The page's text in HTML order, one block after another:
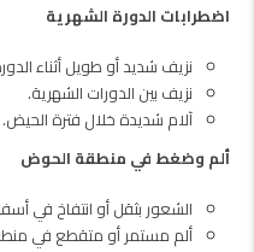
اضطرابات الدورة الشهرية
نزيف شديد أو طويل أثناء
نزيف بين الدورات الشهرية.
آلام شديدة خلال فترة الحيض.
ألم وضغط في منطقة الحوض
الشعور بثقل أو انتفاخ في
ألم مستمر أو متقطع في